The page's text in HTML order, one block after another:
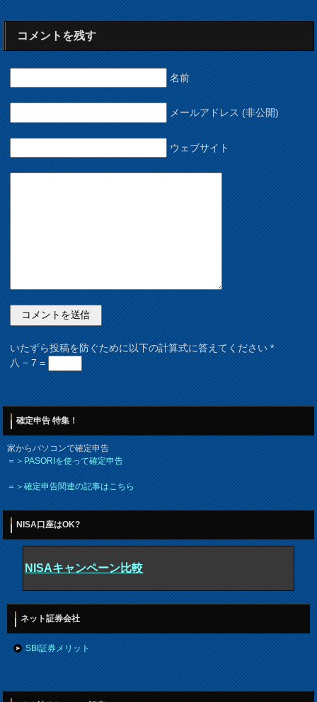
コメントを残す
名前
メールアドレス (非公開)
ウェブサイト
いたずら投稿を防ぐために以下の計算式に答えてください*
八 − 7 =
確定申告 特集！
家からパソコンで確定申告
＝＞PASORIを使って確定申告
＝＞確定申告関連の記事はこちら
NISA口座はOK?
NISAキャンペーン比較
ネット証券会社
SBI証券メリット